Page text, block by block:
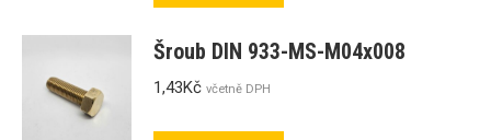
Šroub DIN 933-MS-M04x008
1,43Kč včetně DPH